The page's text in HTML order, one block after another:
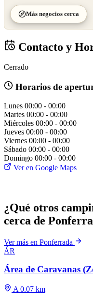
Más negocios cerca
Contacto y
Cerrado
Horarios de
Lunes 00:00 - 00:00
Martes 00:00 - 00:00
Miércoles 00:00 - 00:00
Jueves 00:00 - 00:00
Viernes 00:00 - 00:00
Sábado 00:00 - 00:00
Domingo 00:00 - 00:00
Ver en Google Maps
¿Qué otros
cerca de
Ver más en Ponferrada
ÁR
Área de Caravanas
A 0.07 km